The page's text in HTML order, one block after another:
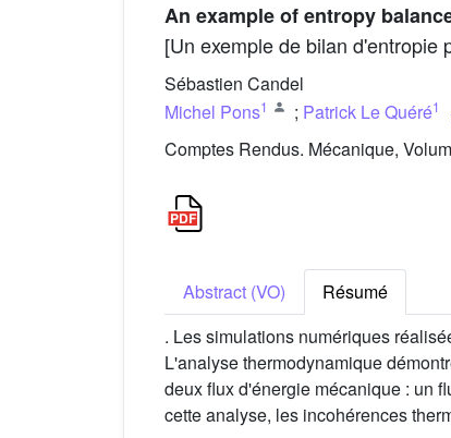
An example of entropy
[Un exemple de bilan d'entropie
Sébastien Candel
Michel Pons1 ; Patrick Le Quéré1
Comptes Rendus. Mécanique,
Abstract (VO)
Résumé
. Les simulations numériques
L'analyse thermodynamique
deux flux d'énergie mécanique : un
cette analyse, les incohérences